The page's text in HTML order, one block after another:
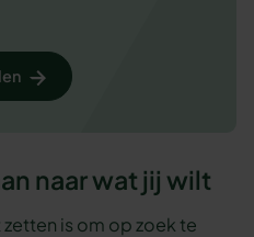
naar wat jij wilt
is om op zoek te